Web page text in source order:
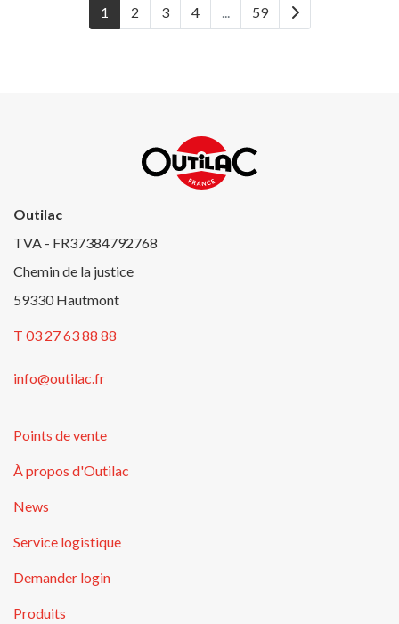
1 2 3 4 ... 59
Outilac
TVA - FR37384792768
Chemin de la justice
59330 Hautmont
T 03 27 63 88 88
info@outilac.fr
Points de vente
À propos d'Outilac
News
Service logistique
Demander login
Produits